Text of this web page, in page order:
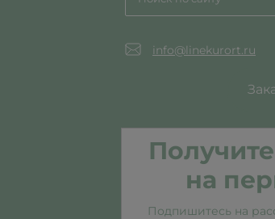
info@linekurort.ru
на
Подпишитесь на